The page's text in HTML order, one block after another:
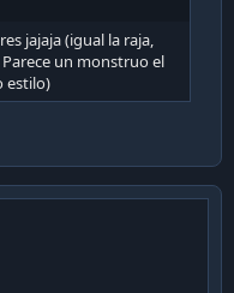
de 27" y 120hz.
jajaja (igual la raja,
un monstruo el
estilo)